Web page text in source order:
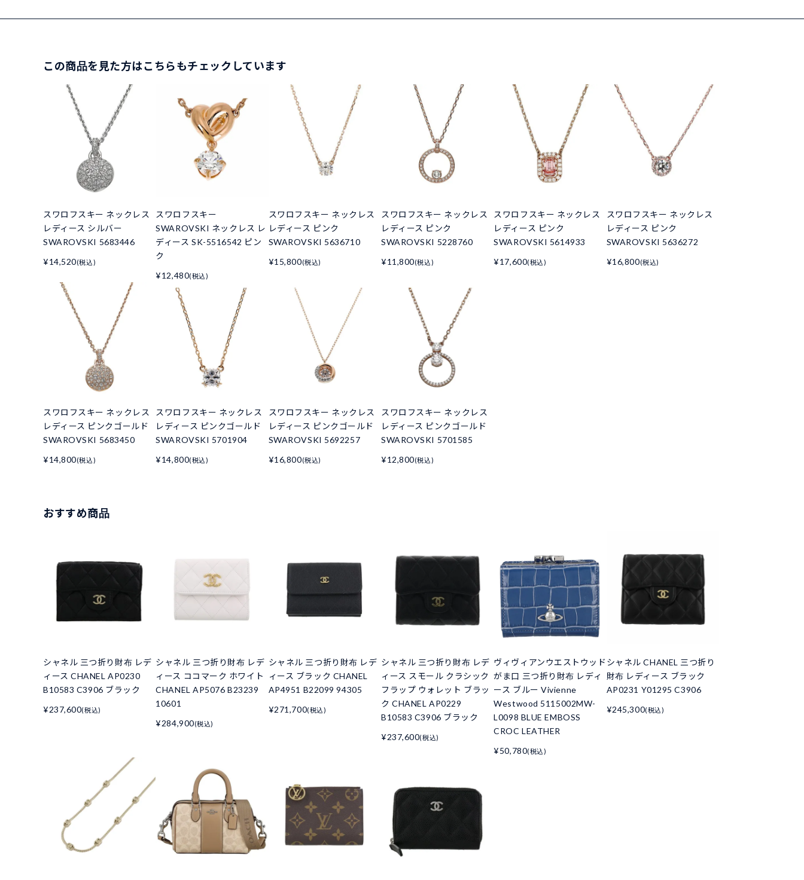
この商品を見た方はこちらもチェックしています
スワロフスキー ネックレス
レディース シルバー
SWAROVSKI 5683446
¥14,520(税込)
スワロフスキー
SWAROVSKI ネックレス レ
ディース SK-5516542 ピン
ク
¥12,480(税込)
スワロフスキー ネックレス
レディース ピンク
SWAROVSKI 5636710
¥15,800(税込)
スワロフスキー ネックレス
レディース ピンク
SWAROVSKI 5228760
¥11,800(税込)
スワロフスキー ネックレス
レディース ピンク
SWAROVSKI 5614933
¥17,600(税込)
スワロフスキー ネックレス
レディース ピンク
SWAROVSKI 5636272
¥16,800(税込)
スワロフスキー ネックレス
レディース ピンクゴールド
SWAROVSKI 5683450
¥14,800(税込)
スワロフスキー ネックレス
レディース ピンクゴールド
SWAROVSKI 5701904
¥14,800(税込)
スワロフスキー ネックレス
レディース ピンクゴールド
SWAROVSKI 5692257
¥16,800(税込)
スワロフスキー ネックレス
レディース ピンクゴールド
SWAROVSKI 5701585
¥12,800(税込)
おすすめ商品
シャネル 三つ折り財布 レデ
ィース CHANEL AP0230
B10583 C3906 ブラック
¥237,600(税込)
シャネル 三つ折り財布 レデ
ィース ココマーク ホワイト
CHANEL AP5076 B23239
10601
¥284,900(税込)
シャネル 三つ折り財布 レデ
ィース ブラック CHANEL
AP4951 B22099 94305
¥271,700(税込)
シャネル 三つ折り財布 レデ
ィース スモール クラシック
フラップ ウォレット ブラッ
ク CHANEL AP0229
B10583 C3906 ブラック
¥237,600(税込)
ヴィヴィアンウエストウッド
がま口 三つ折り財布 レディ
ース ブルー Vivienne
Westwood 5115002MW-
L0098 BLUE EMBOSS
CROC LEATHER
¥50,780(税込)
シャネル CHANEL 三つ折り
財布 レディース ブラック
AP0231 Y01295 C3906
¥245,300(税込)